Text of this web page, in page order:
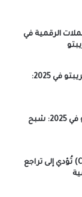
الرقمية في
الركود الاقتصادي العالمي يُؤثر سلبًا على سوق الكريبتو في 2025:
الاحتيال والاختراقات تُزعزع الثقة في سوق الكريبتو في 2025: شبح
منافسة العملات الرقمية للبنوك المركزية (CBDCs) تُؤدي إلى تراجع